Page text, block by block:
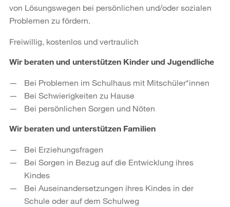
von Lösungswegen bei persönlichen und/oder sozialen
Problemen zu fördern.
Freiwillig, kostenlos und vertraulich
Wir beraten und unterstützen Kinder und Jugendliche
Bei Problemen im Schulhaus mit Mitschüler*innen
Bei Schwierigkeiten zu Hause
Bei persönlichen Sorgen und Nöten
Wir beraten und unterstützen Familien
Bei Erziehungsfragen
Bei Sorgen in Bezug auf die Entwicklung ihres
Kindes
Bei Auseinandersetzungen ihres Kindes in der
Schule oder auf dem Schulweg